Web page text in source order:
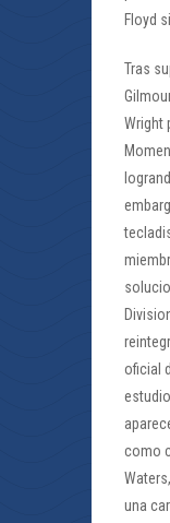
Floyd
Tras
Wright
oficial
como
una